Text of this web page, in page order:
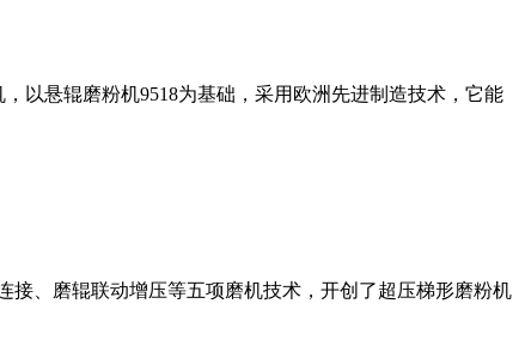
以悬辊磨粉机9518为基础，采用欧洲先进制造技术，它能
、磨辊联动增压等五项磨机技术，开创了超压梯形磨粉机